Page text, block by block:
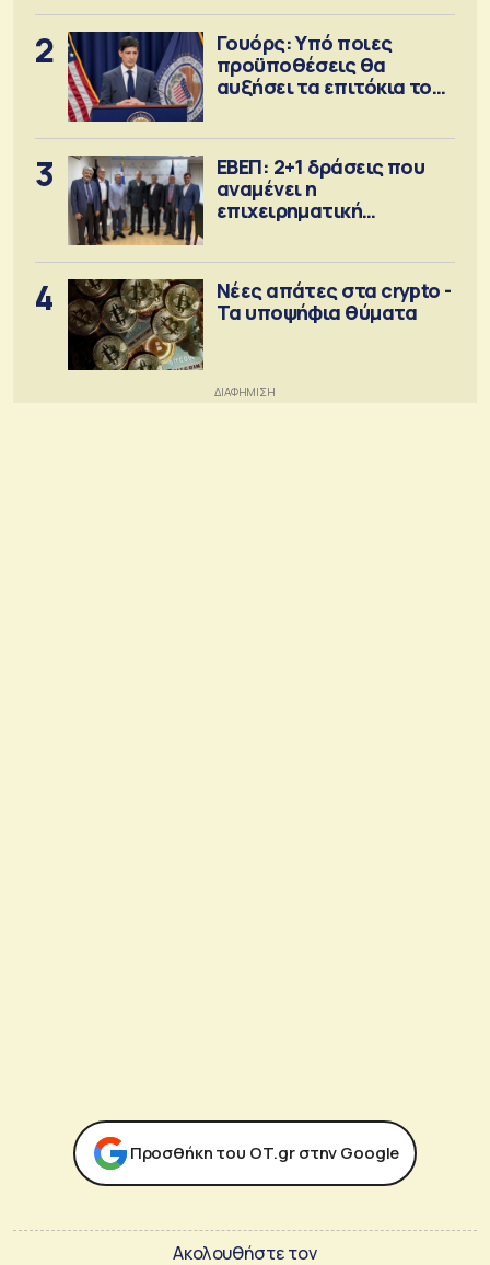
2
Γουόρς: Υπό ποιες
προϋποθέσεις θα
αυξήσει τα επιτόκια τον
3
ΕΒΕΠ: 2+1 δράσεις που
αναμένει η
επιχειρηματική
4
Νέες απάτες στα crypto -
Τα υποψήφια θύματα
Προσθήκη του ΟΤ.gr στην Google
Ακολουθήστε τον